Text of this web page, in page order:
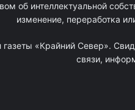
об интеллектуальной
изменение, переработка
газеты «Крайний Север».
связи,